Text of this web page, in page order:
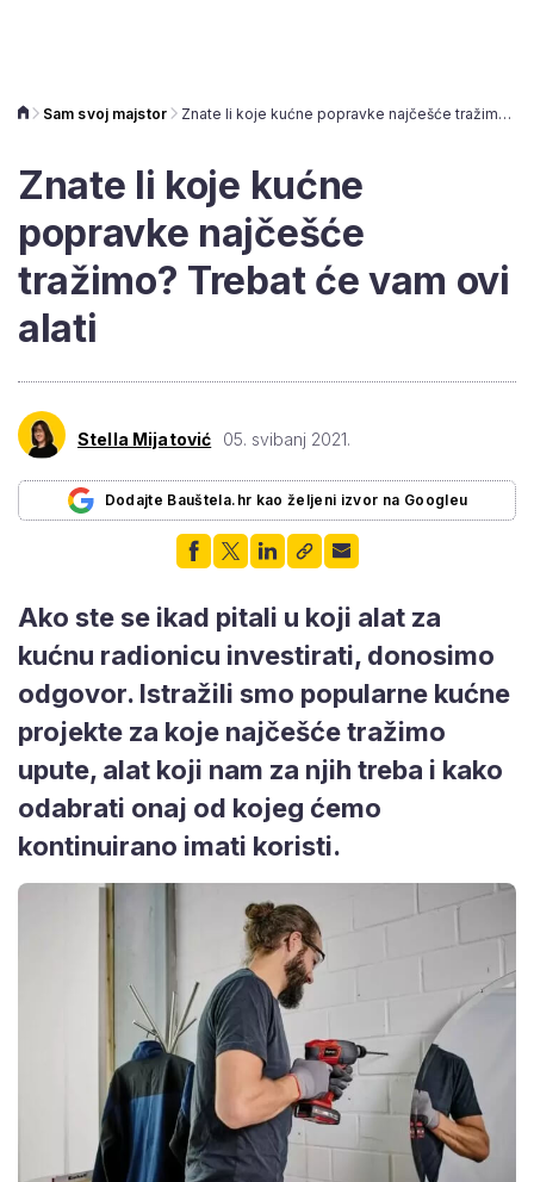
Sam svoj majstor Znate li koje kućne popravke najčešće tražimo? Trebat će vam ovi alati
Znate li koje kućne
popravke najčešće
tražimo? Trebat će vam ovi
alati
Stella Mijatović 05. svibanj 2021.
Dodajte Bauštela.hr kao željeni izvor na Googleu
Ako ste se ikad pitali u koji alat za
kućnu radionicu investirati, donosimo
odgovor. Istražili smo popularne kućne
projekte za koje najčešće tražimo
upute, alat koji nam za njih treba i kako
odabrati onaj od kojeg ćemo
kontinuirano imati koristi.